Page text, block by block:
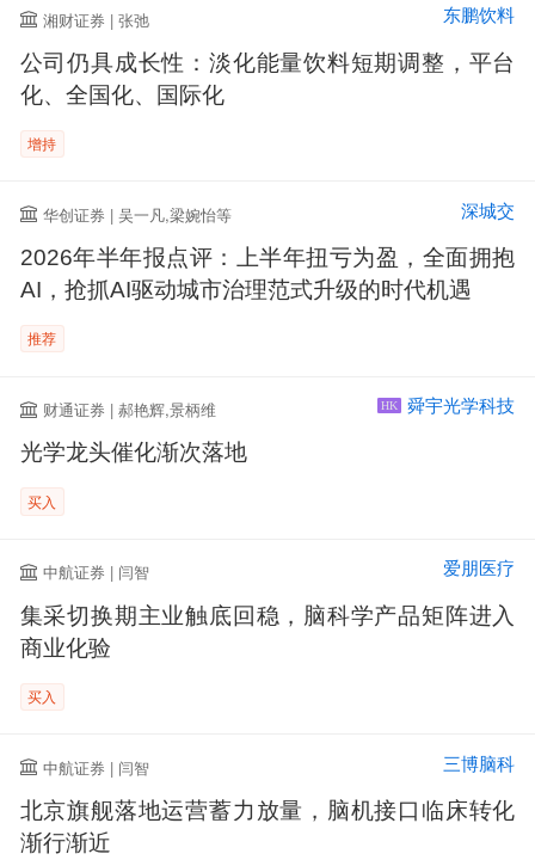
湘财证券 | 张弛 东鹏饮料
公司仍具成长性：淡化能量饮料短期调整，平台
化、全国化、国际化
增持
华创证券 | 吴一凡,梁婉怡等 深城交
2026年半年报点评：上半年扭亏为盈，全面拥抱
AI，抢抓AI驱动城市治理范式升级的时代机遇
推荐
财通证券 | 郝艳辉,景柄维 HK 舜宇光学科技
光学龙头催化渐次落地
买入
中航证券 | 闫智 爱朋医疗
集采切换期主业触底回稳，脑科学产品矩阵进入
商业化验
买入
中航证券 | 闫智 三博脑科
北京旗舰落地运营蓄力放量，脑机接口临床转化
渐行渐近